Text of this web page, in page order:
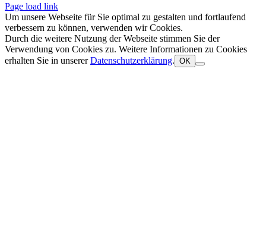
Page load link
Um unsere Webseite für Sie optimal zu gestalten und fortlaufend
verbessern zu können, verwenden wir Cookies.
Durch die weitere Nutzung der Webseite stimmen Sie der
Verwendung von Cookies zu. Weitere Informationen zu Cookies
erhalten Sie in unsererDatenschutzerklärung. OK